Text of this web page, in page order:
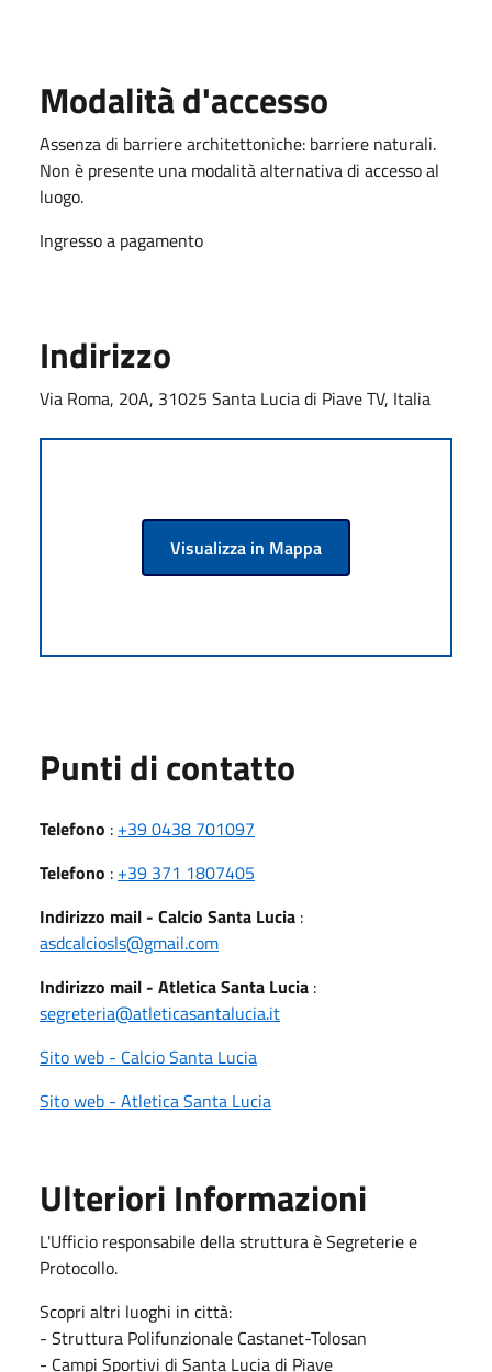
Modalità d'accesso
Assenza di barriere architettoniche: barriere naturali.
Non è presente una modalità alternativa di accesso al
luogo.
Ingresso a pagamento
Indirizzo
Via Roma, 20A, 31025 Santa Lucia di Piave TV, Italia
Visualizza in Mappa
Punti di contatto
Telefono : +39 0438 701097
Telefono : +39 371 1807405
Indirizzo mail - Calcio Santa Lucia :
asdcalciosls@gmail.com
Indirizzo mail - Atletica Santa Lucia :
segreteria@atleticasantalucia.it
Sito web - Calcio Santa Lucia
Sito web - Atletica Santa Lucia
Ulteriori Informazioni
L'Ufficio responsabile della struttura è Segreterie e
Protocollo.
Scopri altri luoghi in città:
- Struttura Polifunzionale Castanet-Tolosan
- Campi Sportivi di Santa Lucia di Piave